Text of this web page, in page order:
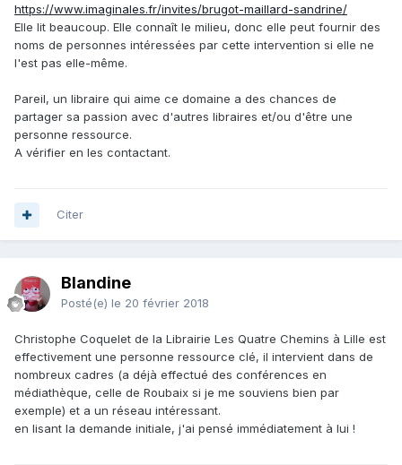
https://www.imaginales.fr/invites/brugot-maillard-sandrine/
Elle lit beaucoup. Elle connaît le milieu, donc elle peut fournir des
noms de personnes intéressées par cette intervention si elle ne
l'est pas elle-même.
Pareil, un libraire qui aime ce domaine a des chances de
partager sa passion avec d'autres libraires et/ou d'être une
personne ressource.
A vérifier en les contactant.
Citer
Blandine
Posté(e) le 20 février 2018
Christophe Coquelet de la Librairie Les Quatre Chemins à Lille est
effectivement une personne ressource clé, il intervient dans de
nombreux cadres (a déjà effectué des conférences en
médiathèque, celle de Roubaix si je me souviens bien par
exemple) et a un réseau intéressant.
en lisant la demande initiale, j'ai pensé immédiatement à lui !